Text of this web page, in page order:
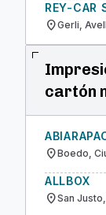
REY-CAR
location_onGerli,
cartón
location_onBoedo,
ALLBOX
location_onSan